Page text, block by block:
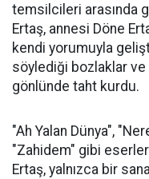
temsilcileri arasında
Ertaş, annesi Döne
kendi yorumuyla
söylediği bozlaklar ve
gönlünde taht kurdu.
"Ah Yalan Dünya",
"Zahidem" gibi
Ertaş, yalnızca bir